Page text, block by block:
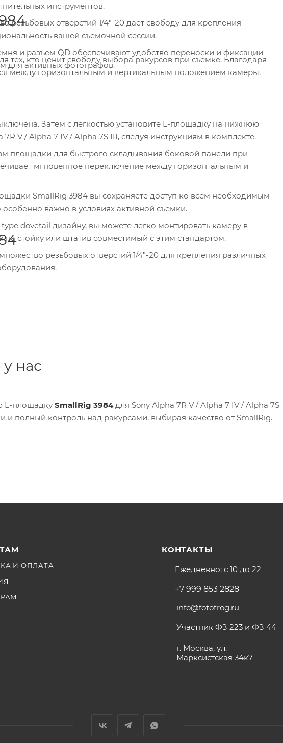
инструментов.
отверстий 1/4"-20 дает свободу для крепления
вашей съемочной сессии.
и разъем QD обеспечивают удобство переноски и фиксации
для активных фотографов.
тех, кто ценит свободу выбора ракурсов при съемке. Благодаря
между горизонтальным и вертикальным положением камеры,
Затем с легкостью установите L-площадку на нижнюю
V / Alpha 7 IV / Alpha 7S III, следуя инструкциям в комплекте.
площадки для быстрого складывания боковой панели при
мгновенное переключение между горизонтальным и
SmallRig 3984 вы сохраняете доступ ко всем необходимым
важно в условиях активной съемки.
dovetail дизайну, вы можете легко монтировать камеру в
стойку или штатив совместимый с этим стандартом.
резьбовых отверстий 1/4"-20 для крепления различных
нас
L-площадку SmallRig 3984для Sony Alpha 7R V / Alpha 7 IV / Alpha 7S
и полный контроль над ракурсами, выбирая качество от SmallRig.
И ОПЛАТА
КОНТАКТЫ
Ежедневно: с 10 до 22
+7 999 853 2828
info@fotofrog.ru
Участник ФЗ 223 и ФЗ 44
г. Москва, ул.
Марксистская 34к7